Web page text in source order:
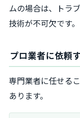
ムの場合は、トラ
技術が不可欠です。
プロ業者に依頼
専門業者に任せる
あります。